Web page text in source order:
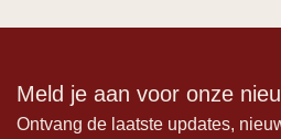
Meld je aan voor onze
Ontvang de laatste updates,